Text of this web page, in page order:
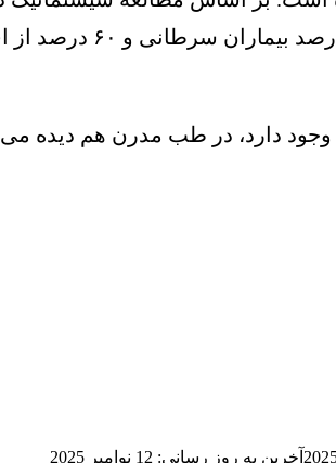
بومی این
دارد، در طب مدرن هم دیده
آخرین به روز رسانی: 12 نوامبر 2025